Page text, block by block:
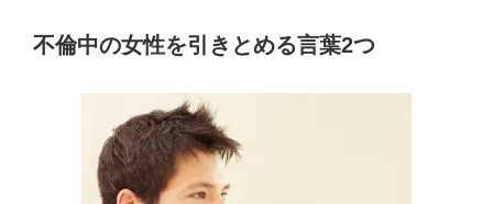
不倫中の女性を引きとめる言葉2つ